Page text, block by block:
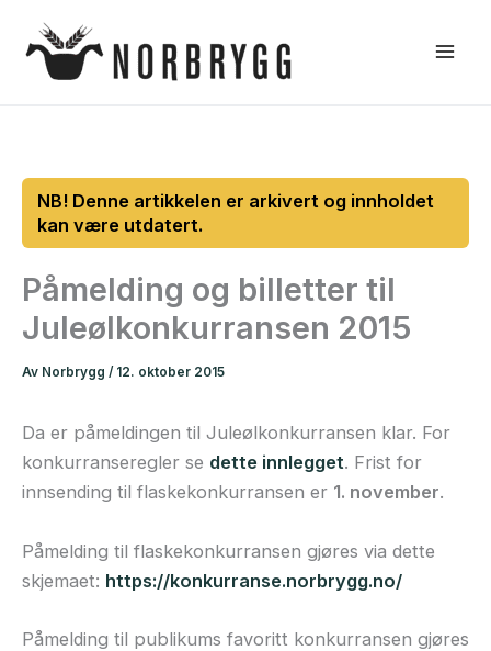
rett
Påmelding og billetter til
Juleølkonkurransen 2015
Av Norbrygg / 12. oktober 2015
Da er påmeldingen til Juleølkonkurransen klar. For
konkurranseregler se dette innlegget. Frist for
innsending til flaskekonkurransen er 1. november.
Påmelding til flaskekonkurransen gjøres via dette
skjemaet: https://konkurranse.norbrygg.no/
Påmelding til publikums favoritt konkurransen gjøres